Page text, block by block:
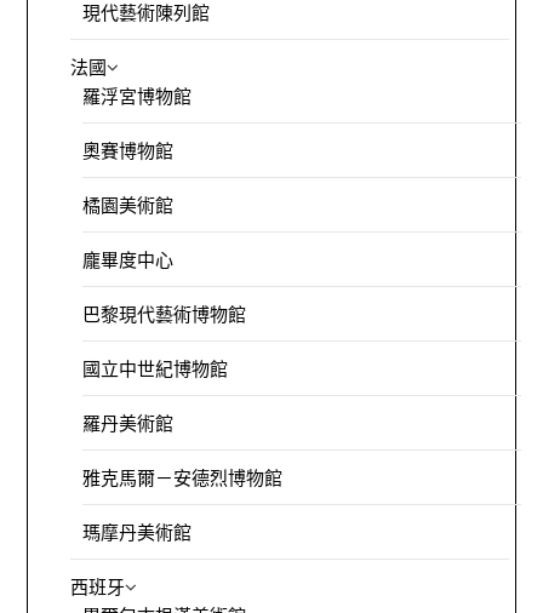
現代藝術陳列館
法國
羅浮宮博物館
奧賽博物館
橘園美術館
龐畢度中心
巴黎現代藝術博物館
國立中世紀博物館
羅丹美術館
雅克馬爾－安德烈博物館
瑪摩丹美術館
西班牙